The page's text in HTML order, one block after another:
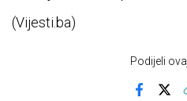
(Vijesti.ba)
Podijeli